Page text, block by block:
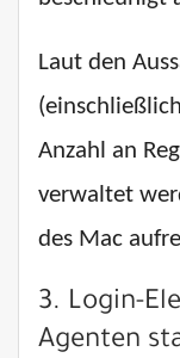
Laut den
Anzahl an
verwaltet
des Mac
3. Login-
Agenten